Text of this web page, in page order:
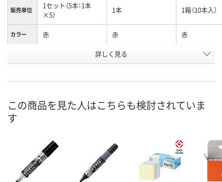
販売単位
1セット（5本：1本
×5）
1本 1箱（10本入）
カラー 赤 赤 赤
069882
8月8日（土）
カ
詳しく見る
この商品を見た人はこちらも検討されていま
す